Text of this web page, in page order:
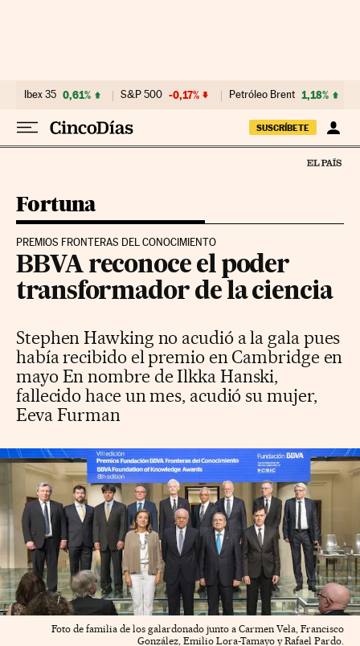
Ibex 35 0,61% S&P 500 -0,17% Petróleo Brent 1,18%
SUSCRÍBETE
Fortuna
PREMIOS FRONTERAS DEL CONOCIMIENTO
BBVA reconoce el poder
transformador de la ciencia
Stephen Hawking no acudió a la gala pues
había recibido el premio en Cambridge en
mayo En nombre de Ilkka Hanski,
fallecido hace un mes, acudió su mujer,
Eeva Furman
Foto de familia de los galardonado junto a Carmen Vela, Francisco
González, Emilio Lora-Tamayo y Rafael Pardo.